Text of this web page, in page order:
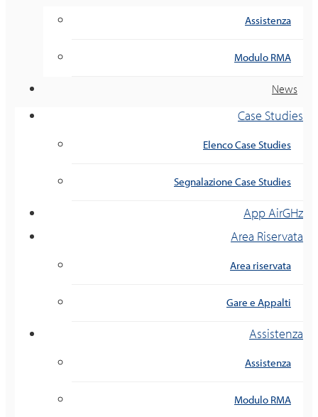
Assistenza
Modulo RMA
News
Case Studies
Elenco Case Studies
Segnalazione Case Studies
App AirGHz
Area Riservata
Area riservata
Gare e Appalti
Assistenza
Assistenza
Modulo RMA